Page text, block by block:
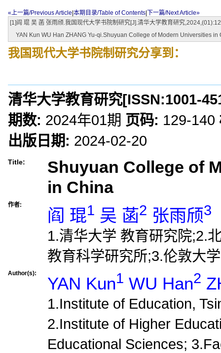
«上一篇/Previous Article 本期目录/Table of Contents
下一篇/Next Article»
[1]阎 琨 吴 菡 张雨颀.我国现代大学书院制研究[J].清华大学教育研究
YAN Kun WU Han ZHANG Yu-qi.Shuyuan College of Modern Universities
我国现代大学书院制研究分享到：
清华大学教育研究[ISSN:1001-
期数: 2024年01期 页码: 129-140
出版日期: 2024-02-20
Title:
Shuyuan College of
in China
作者:
阎 琨1 吴 菡2 张雨颀3
1.清华大学 教育研究院;2.
教育科学研究所;3.伦敦大
Author(s):
YAN Kun1 WU Han2
1.Institute of Education,
2.Institute of Higher
Educational Sciences;